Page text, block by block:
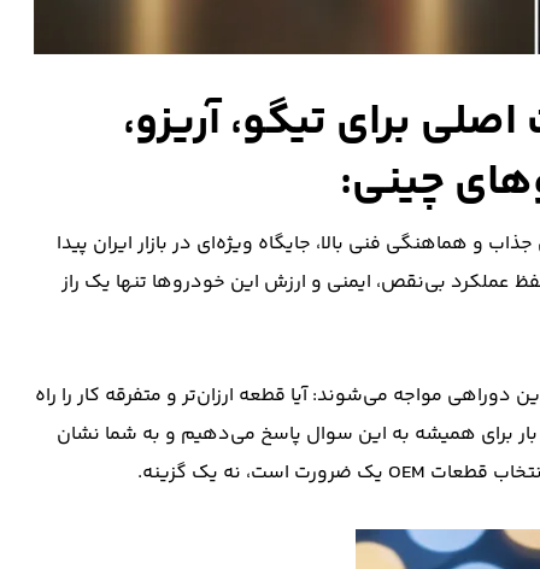
برای تیگو، آریزو،
و هماهنگی فنی بالا، جایگاه ویژه‌ای در بازار ایران پیدا
عملکرد بی‌نقص، ایمنی و ارزش این خودروها تنها یک راز
مواجه می‌شوند: آیا قطعه ارزان‌تر و متفرقه کار را راه
بار برای همیشه به این سوال پاسخ می‌دهیم و به شما نشان